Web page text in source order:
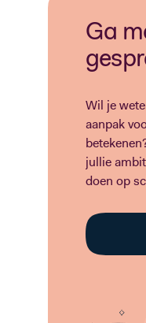
Ga
Wil je
aanpak
jullie
doen op